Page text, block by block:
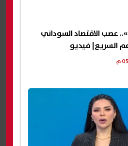
عصب الاقتصاد السوداني
السريع| فيديو